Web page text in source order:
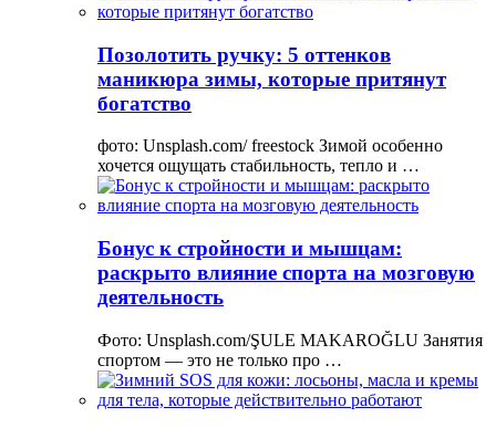
Позолотить ручку: 5 оттенков
маникюра зимы, которые притянут
богатство
фото: Unsplash.com/ freestock Зимой особенно
хочется ощущать стабильность, тепло и …
Бонус к стройности и мышцам:
раскрыто влияние спорта на мозговую
деятельность
Фото: Unsplash.com/ŞULE MAKAROĞLU Занятия
спортом — это не только про …